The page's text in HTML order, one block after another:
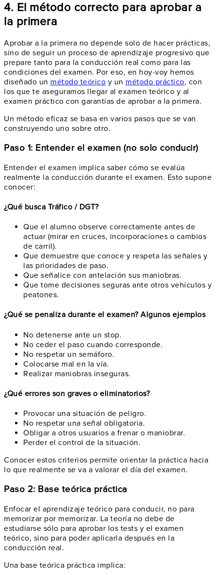
4. El método correcto para aprobar a
la primera
Aprobar a la primera no depende solo de hacer prácticas,
sino de seguir un proceso de aprendizaje progresivo que
prepare tanto para la conducción real como para las
condiciones del examen. Por eso, en hoy-voy hemos
diseñado un método teórico y un método práctico, con
los que te aseguramos llegar al examen teórico y al
examen práctico con garantías de aprobar a la primera.
Un método eficaz se basa en varios pasos que se van
construyendo uno sobre otro.
Paso 1: Entender el examen (no solo conducir)
Entender el examen implica saber cómo se evalúa
realmente la conducción durante el examen. Esto supone
conocer:
¿Qué busca Tráfico / DGT?
Que el alumno observe correctamente antes de
actuar (mirar en cruces, incorporaciones o cambios
de carril).
Que demuestre que conoce y respeta las señales y
las prioridades de paso.
Que señalice con antelación sus maniobras.
Que tome decisiones seguras ante otros vehículos y
peatones.
¿Qué se penaliza durante el examen? Algunos ejemplos
No detenerse ante un stop.
No ceder el paso cuando corresponde.
No respetar un semáforo.
Colocarse mal en la vía.
Realizar maniobras inseguras.
¿Qué errores son graves o eliminatorios?
Provocar una situación de peligro.
No respetar una señal obligatoria.
Obligar a otros usuarios a frenar o maniobrar.
Perder el control de la situación.
Conocer estos criterios permite orientar la práctica hacia
lo que realmente se va a valorar el día del examen.
Paso 2: Base teórica práctica
Enfocar el aprendizaje teórico para conducir, no para
memorizar por memorizar. La teoría no debe de
estudiarse sólo para aprobar los tests y el examen
teórico, sino para poder aplicarla después en la
conducción real.
Una base teórica práctica implica: